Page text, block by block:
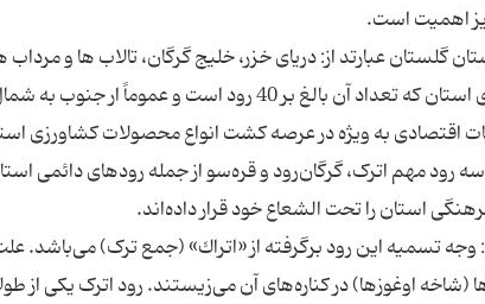
رودهای جاری استان كه تعداد آن بالغ بر 40 رود
سه رود مهم اترک، گرگان‌رود و قره‌سو از جمله رودهای دائمی
وجه تسمیه این رود برگرفته از «اتراك» (جمع ترک) می‌باشد.
(شاخه اوغوزها) در كناره‌های آن می‌زیستند. رود اترک یكی از